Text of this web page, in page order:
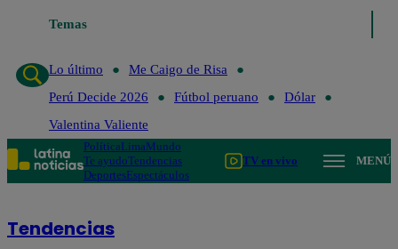
Temas
Lo último
Me Caigo de Risa
Perú Decide 2026
Fútbol peruano
Dólar
Valentina Valiente
PolíticaLimaMundo
Te ayudoTendencias
DeportesEspectáculos
TV en vivo MENÚ
Tendencias